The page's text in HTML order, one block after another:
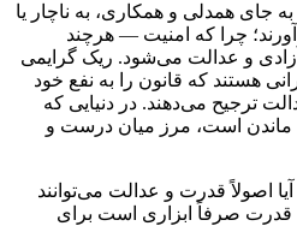
جای همدلی و همکاری، به ناچار یا
چرا که امنیت — هرچند
و عدالت می‌شود. ریک گرایمی
هستند که قانون را به نفع خود
ترجیح می‌دهند. در دنیایی که
ماندن است، مرز میان درست و
اصولاً قدرت و عدالت می‌توانند
قدرت صرفاً ابزاری است برای